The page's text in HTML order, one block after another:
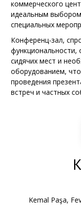
коммерческого
идеальным выбором
специальных
Конференц-зал,
функциональности,
сидячих мест и
оборудованием,
проведения
встреч и частных
Kemal Paşa,